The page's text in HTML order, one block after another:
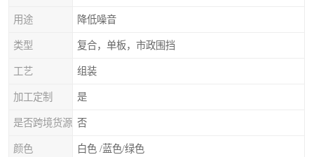
用途 降低噪音
类型 复合，单板，市政围挡
工艺 组装
加工定制 是
是否跨境货源 否
颜色 白色 /蓝色/绿色